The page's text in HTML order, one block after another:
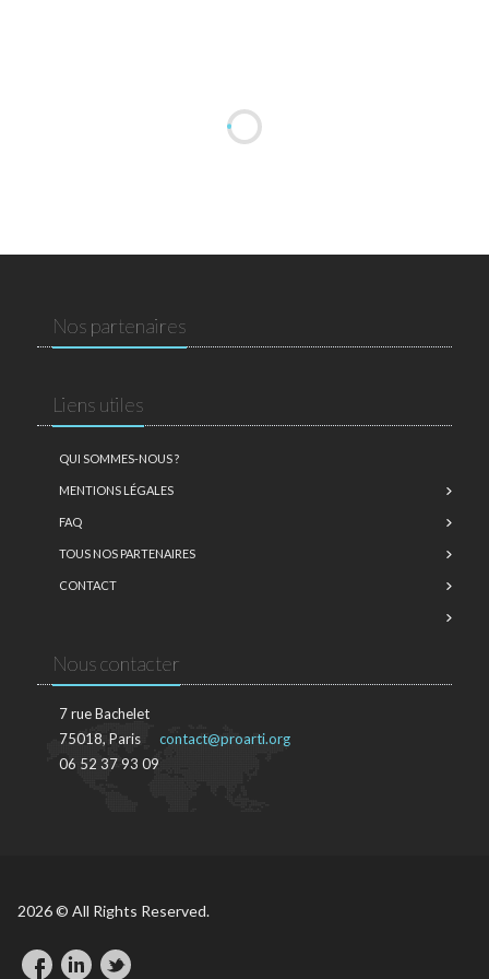
Nos partenaires
Liens utiles
QUI SOMMES-NOUS ?
MENTIONS LÉGALES
FAQ
TOUS NOS PARTENAIRES
CONTACT
Nous contacter
7 rue Bachelet
75018, Paris
06 52 37 93 09
contact@proarti.org
2026 © All Rights Reserved.